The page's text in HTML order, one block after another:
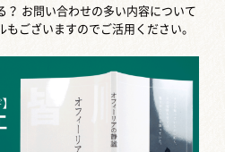
？ お問い合わせの多い内容について
もございますのでご活用ください。